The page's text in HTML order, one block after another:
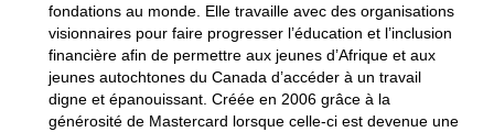
fondations au monde. Elle travaille avec des organisations
visionnaires pour faire progresser l’éducation et l’inclusion
financière afin de permettre aux jeunes d’Afrique et aux
jeunes autochtones du Canada d’accéder à un travail
digne et épanouissant. Créée en 2006 grâce à la
générosité de Mastercard lorsque celle-ci est devenue une